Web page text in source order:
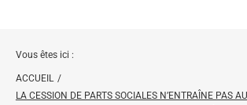
Vous êtes ici :
ACCUEIL /
LA CESSION DE PARTS SOCIALES N’ENTRAÎNE PAS